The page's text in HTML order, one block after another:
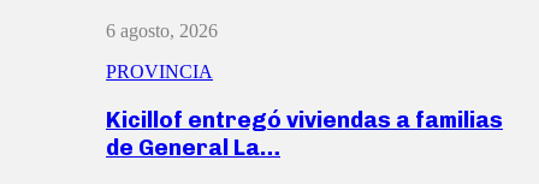
6 agosto, 2026
PROVINCIA
Kicillof entregó viviendas a familias
de General La…